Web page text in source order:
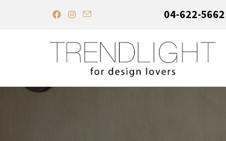
04-622-5662‏